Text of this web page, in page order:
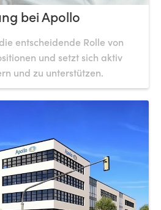
bei Apollo
entscheidende Rolle von
und setzt sich aktiv
und zu unterstützen.